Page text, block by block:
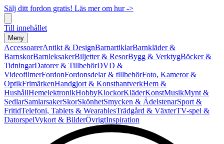
Sälj ditt fordon gratis! Läs mer om hur ->
Till innehållet
Meny
AccessoarerAntikt & DesignBarnartiklarBarnkläder &
BarnskorBarnleksakerBiljetter & ResorBygg & VerktygBöcker &
TidningarDatorer & TillbehörDVD &
VideofilmerFordonFordonsdelar & tillbehörFoto, Kameror &
OptikFrimärkenHandgjort & KonsthantverkHem &
HushållHemelektronikHobbyKlockorKläderKonstMusikMynt &
SedlarSamlarsakerSkorSkönhetSmycken & ÄdelstenarSport &
FritidTelefoni, Tablets & WearablesTrädgård & VäxterTV-spel &
DatorspelVykort & BilderÖvrigtInspiration